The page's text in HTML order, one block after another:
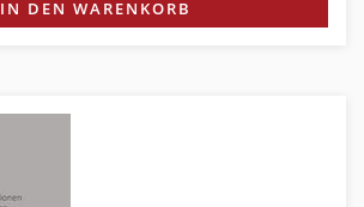
IN DEN WARENKORB